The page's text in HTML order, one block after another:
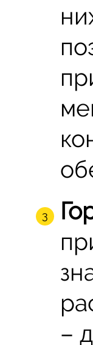
–